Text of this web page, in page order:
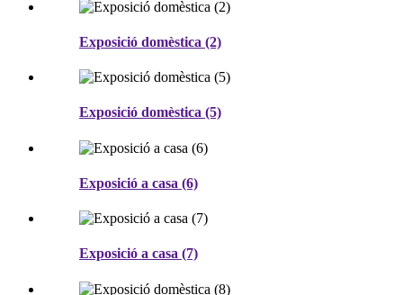
Exposició domèstica (2)
Exposició domèstica (5)
Exposició a casa (6)
Exposició a casa (7)